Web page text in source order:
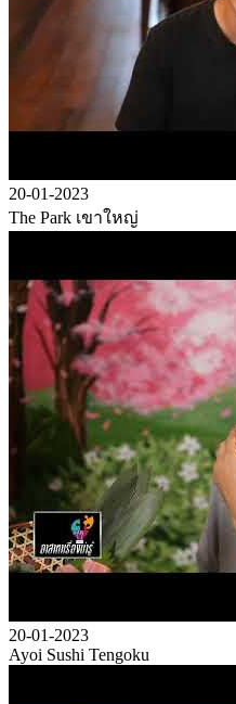
20-01-2023
The Park เขาใหญ่
20-01-2023
Ayoi Sushi Tengoku